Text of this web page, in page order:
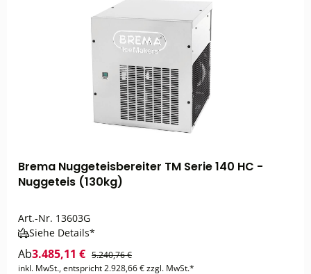
Brema Nuggeteisbereiter TM Serie 140 HC -
Nuggeteis (130kg)
Art.-Nr. 13603G
Siehe Details*
Ab3.485,11 € 5.240,76 €
inkl. MwSt., entspricht 2.928,66 € zzgl. MwSt.*